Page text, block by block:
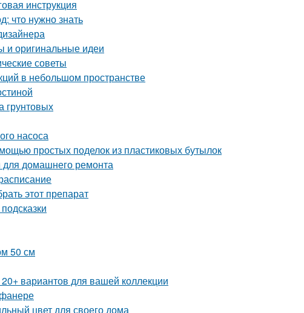
инструкция
что нужно знать
и оригинальные идеи
советы
в небольшом пространстве
грунтовых
насоса
простых поделок из пластиковых бутылок
для домашнего ремонта
этот препарат
50 см
вариантов для вашей коллекции
цвет для своего дома